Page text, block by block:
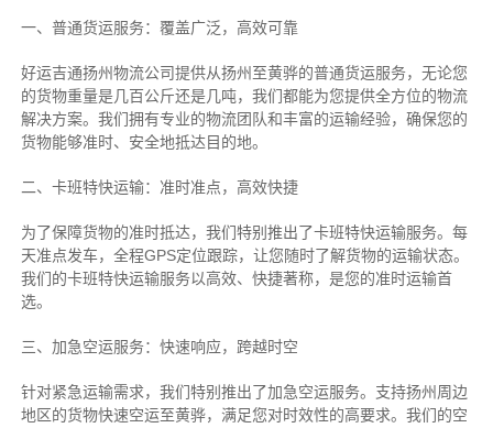
一、普通货运服务：覆盖广泛，高效可靠
好运吉通扬州物流公司提供从扬州至黄骅的普通货运服务，无论您
的货物重量是几百公斤还是几吨，我们都能为您提供全方位的物流
解决方案。我们拥有专业的物流团队和丰富的运输经验，确保您的
货物能够准时、安全地抵达目的地。
二、卡班特快运输：准时准点，高效快捷
为了保障货物的准时抵达，我们特别推出了卡班特快运输服务。每
天准点发车，全程GPS定位跟踪，让您随时了解货物的运输状态。
我们的卡班特快运输服务以高效、快捷著称，是您的准时运输首
选。
三、加急空运服务：快速响应，跨越时空
针对紧急运输需求，我们特别推出了加急空运服务。支持扬州周边
地区的货物快速空运至黄骅，满足您对时效性的高要求。我们的空